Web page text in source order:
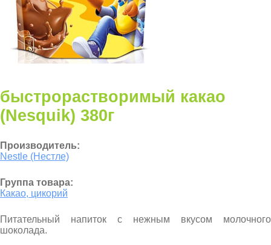
быстрорастворимый какао
(Nesquik) 380г
Производитель:
Nestle (Нестле)
Группа товара:
Какао, цикорий
Питательный напиток с нежным вкусом молочного
шоколада.